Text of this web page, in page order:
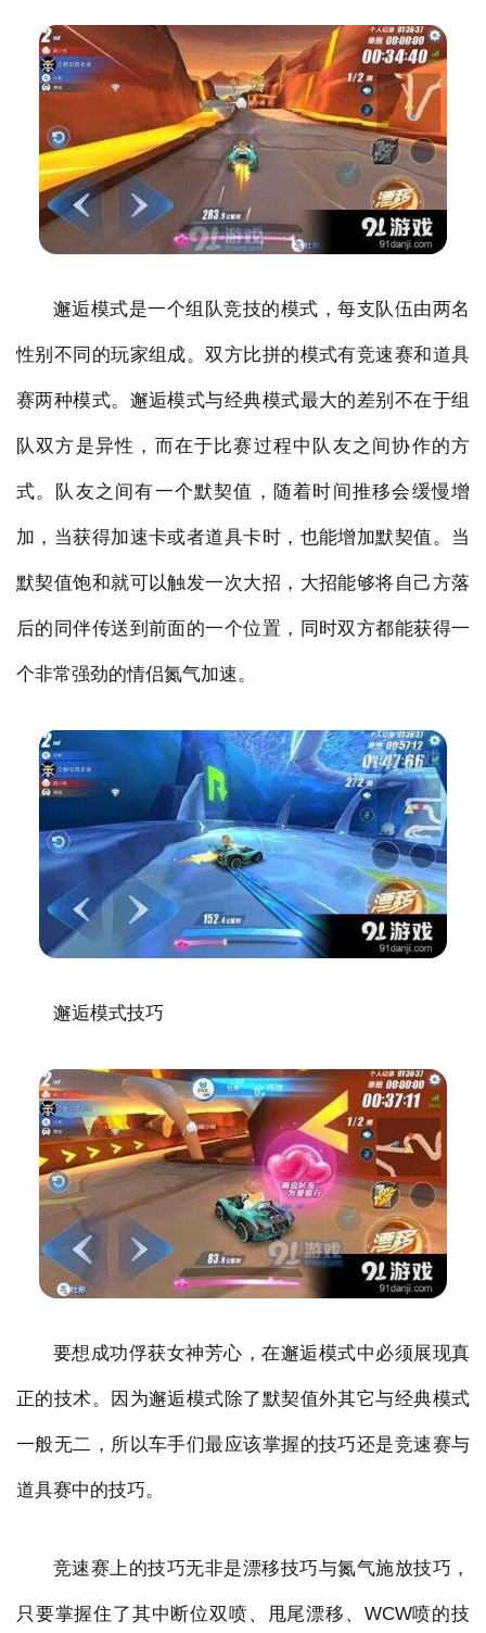
邂逅模式是一个组队竞技的模式，每支队伍由两名
性别不同的玩家组成。双方比拼的模式有竞速赛和道具
赛两种模式。邂逅模式与经典模式最大的差别不在于组
队双方是异性，而在于比赛过程中队友之间协作的方
式。队友之间有一个默契值，随着时间推移会缓慢增
加，当获得加速卡或者道具卡时，也能增加默契值。当
默契值饱和就可以触发一次大招，大招能够将自己方落
后的同伴传送到前面的一个位置，同时双方都能获得一
个非常强劲的情侣氮气加速。
邂逅模式技巧
要想成功俘获女神芳心，在邂逅模式中必须展现真
正的技术。因为邂逅模式除了默契值外其它与经典模式
一般无二，所以车手们最应该掌握的技巧还是竞速赛与
道具赛中的技巧。
竞速赛上的技巧无非是漂移技巧与氮气施放技巧，
只要掌握住了其中断位双喷、甩尾漂移、WCW喷的技